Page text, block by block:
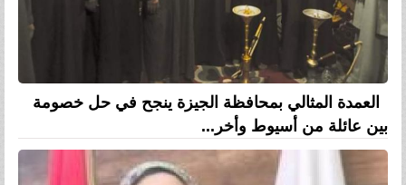
العمدة المثالي بمحافظة الجيزة ينجح في حل خصومة
بين عائلة من أسيوط وأخر...